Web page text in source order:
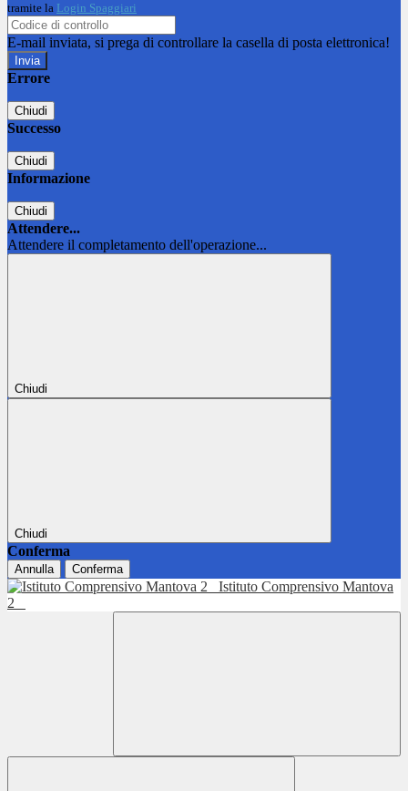
tramite la Login Spaggiari
E-mail inviata, si prega di controllare la casella di posta elettronica!
Errore
Chiudi
Successo
Chiudi
Informazione
Chiudi
Attendere...
Attendere il completamento dell'operazione...
Chiudi
Chiudi
Conferma
Annulla Conferma
Istituto Comprensivo Mantova
2